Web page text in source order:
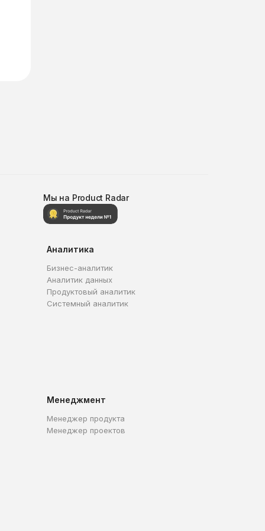
Мы на Product Radar
Аналитика
Бизнес-аналитик
Аналитик данных
Продуктовый аналитик
Системный аналитик
Менеджмент
Менеджер продукта
Менеджер проектов